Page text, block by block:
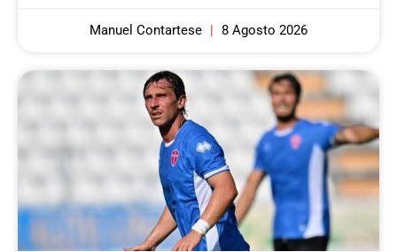
Manuel Contartese 8 Agosto 2026